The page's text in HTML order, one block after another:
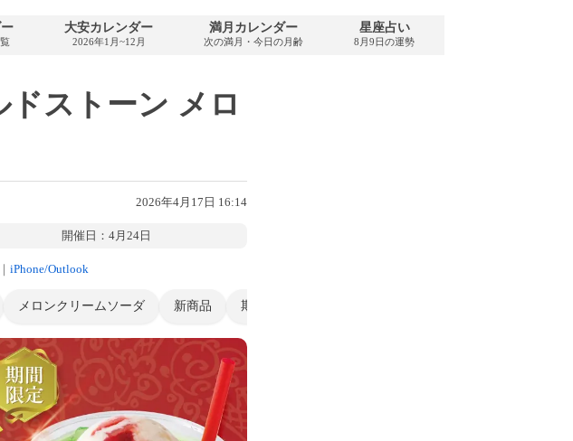
大安カレンダー
2026年1月~12月
満月カレンダー
次の満月・今日の月齢
星座占い
8月9日の運勢
ドストーン メロ
2026年4月17日 16:14
開催日：4月24日
iPhone/Outlook
メロンクリームソーダ 新商品 期間限定